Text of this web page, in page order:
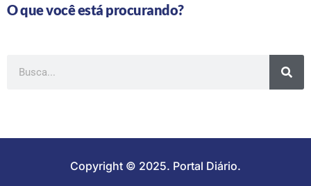
O que você está procurando?
Copyright © 2025. Portal Diário.